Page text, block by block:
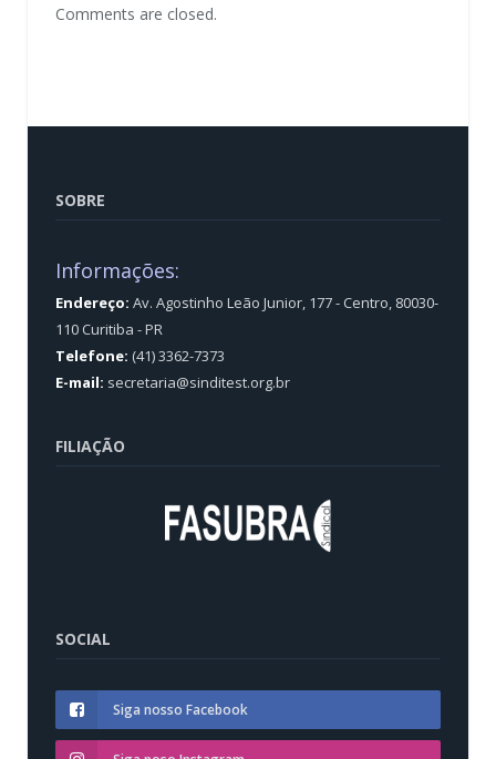
Comments are closed.
SOBRE
Informações:
Endereço: Av. Agostinho Leão Junior, 177 - Centro, 80030-
110 Curitiba - PR
Telefone: (41) 3362-7373
E-mail: secretaria@sinditest.org.br
FILIAÇÃO
SOCIAL
Siga nosso Facebook